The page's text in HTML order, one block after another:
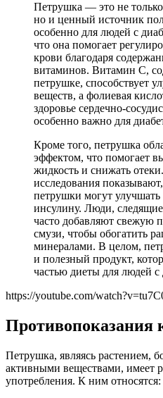
Петрушка — это не
но и ценный источник
особенно для людей с
что она помогает
крови благодаря
витаминов. Витамин C,
петрушке, способствует
веществ, а фолиевая
здоровье сердечно-
особенно важно для
Кроме того, петрушка
эффектом, что помогает
жидкость и снижать
исследования
петрушки могут улучшать
инсулину. Люди,
часто добавляют свежую
смузи, чтобы обогатить
минералами. В целом,
и полезный продукт,
частью диеты для людей с
https://youtube.com/
Противопоказания
Петрушка, являясь растением,
активными веществами, имеет
употребления. К ним относятся: